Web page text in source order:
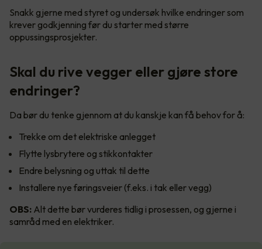
Snakk gjerne med styret og undersøk hvilke endringer som
krever godkjenning før du starter med større
oppussingsprosjekter.
Skal du rive vegger eller gjøre store
endringer?
Da bør du tenke gjennom at du kanskje kan få behov for å:
Trekke om det elektriske anlegget
Flytte lysbrytere og stikkontakter
Endre belysning og uttak til dette
Installere nye føringsveier (f.eks. i tak eller vegg)
OBS: Alt dette bør vurderes tidlig i prosessen, og gjerne i
samråd med en elektriker.